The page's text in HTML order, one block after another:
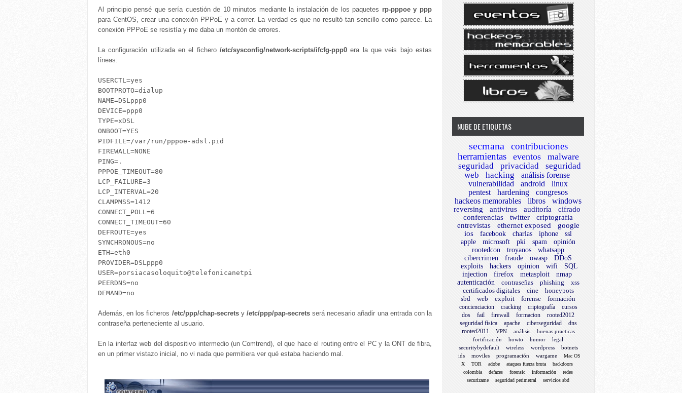
Al principio pensé que sería cuestión de 10 minutos mediante la instalación de los paquetes rp-pppoe y ppp
para CentOS, crear una conexión PPPoE y a correr. La verdad es que no resultó tan sencillo como parece. La
conexión PPPoE se resistía y me daba un montón de errores.
La configuración utilizada en el fichero/etc/sysconfig/network-scripts/ifcfg-ppp0era la que veis bajo estas
líneas:
USERCTL=yes
BOOTPROTO=dialup
NAME=DSLppp0
DEVICE=ppp0
TYPE=xDSL
ONBOOT=YES
PIDFILE=/var/run/pppoe-adsl.pid
FIREWALL=NONE
PING=.
PPPOE_TIMEOUT=80
LCP_FAILURE=3
LCP_INTERVAL=20
CLAMPMSS=1412
CONNECT_POLL=6
CONNECT_TIMEOUT=60
DEFROUTE=yes
SYNCHRONOUS=no
ETH=eth0
PROVIDER=DSLppp0
USER=porsiacasoloquito@telefonicanetpi
PEERDNS=no
Además, en los ficheros /etc/ppp/chap-secrets y/etc/ppp/pap-secretsserá necesario añadir una entrada con la
contraseña perteneciente al usuario.
En la interfaz web del dispositivo intermedio (un Comtrend), el que hace el routing entre el PC y la ONT de fibra,
en un primer vistazo inicial, no vi nada que permitiera ver qué estaba haciendo mal.
NUBE DE ETIQUETAS
secmana
contribuciones
herramientas
eventos malware
seguridad privacidad
seguridad
web
hacking
análisis forense
vulnerabilidad
android
linux
pentest
hardening
congresos
hackeos memorables
libros windows
reversing antivirus auditoría
cifrado
conferencias
twitter
criptografia
entrevistas
ethernet exposed
google
ios
facebook charlas iphone
ssl
apple
microsoft pki spam
opinión
rootedcon
troyanos
whatsapp
cibercrimen
fraude owasp
DDoS
exploits
hackers opinion wifi
SQL
injection
firefox metasploit
nmap
autenticación
contraseñas phishing
xss
certificados digitales
cine
honeypots
sbd
web exploit forense formación
concienciacion cracking criptografía
cursos
dos
fail firewall formacion
rooted2012
seguridad física
apache ciberseguridad
dns
rooted2011
VPN análisis
buenas practicas
fortificación
howto humor
legal
securitybydefault
wireless wordpress
botnets
ids
moviles programación wargame
Mac OS
X
TOR adobe ataques fuerza bruta
backdoors
colombia
defaces forensic información
redes
securizame
seguridad perimetral servicios sbd